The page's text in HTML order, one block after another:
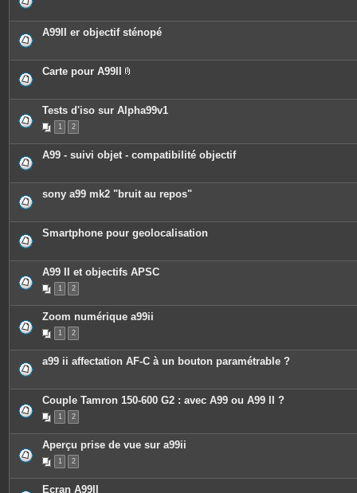
A99II er objectif sténopé
Carte pour A99II
è
c
o
e
s
Tests d'iso sur Alpha99v1
1 2
A99 - suivi objet - compatibilité objectif
sony a99 mk2 "bruit au repos"
Smartphone pour geolocalisation
A99 II et objectifs APSC
1 2
Zoom numérique a99ii
1 2
a99 ii affectation AF-C à un bouton paramétrable ?
Couple Tamron 150-600 G2 : avec A99 ou A99 II ?
1 2
Aperçu prise de vue sur a99ii
1 2
Ecran A99II